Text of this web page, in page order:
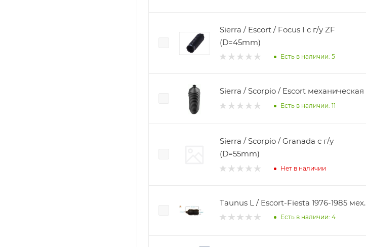
Sierra / Escort / Focus I с г/у ZF
(D=45mm)
Есть в наличии: 5
Sierra / Scorpio / Escort механическая
Есть в наличии: 11
Sierra / Scorpio / Granada с г/у
(D=55mm)
Нет в наличии
Taunus L / Escort-Fiesta 1976-1985 мех.
Есть в наличии: 4